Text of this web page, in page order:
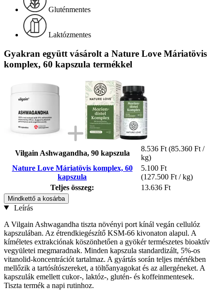
Gluténmentes
Laktózmentes
Gyakran együtt vásárolt a Nature Love Máriatövis
komplex, 60 kapszula termékkel
Vilgain Ashwagandha, 90 kapszula
8.536 Ft (85.360 Ft /
kg)
Nature Love Máriatövis komplex, 60
kapszula
5.100 Ft
(127.500 Ft / kg)
Teljes összeg:
13.636 Ft
Mindkettő a kosárba
Leírás
A Vilgain Ashwagandha tiszta növényi port kínál vegán cellulóz
kapszulában. Az étrendkiegészítő KSM-66 kivonaton alapul. A
kíméletes extrakciónak köszönhetően a gyökér természetes bioaktív
vegyületei megmaradnak. Minden kapszula standardizált, 5%-os
vitanolid-koncentrációt tartalmaz. A gyártás során teljes mértékben
mellőzik a tartósítószereket, a töltőanyagokat és az allergéneket. A
kapszulák emellett cukor-, laktóz-, glutén- és koffeinmentesek.
Tiszta termék a napi rutinhoz.